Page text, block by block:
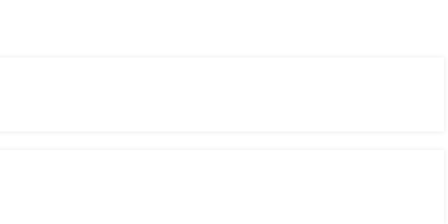
senza complicazioni.
del mercato.
piattaforme e dApp.